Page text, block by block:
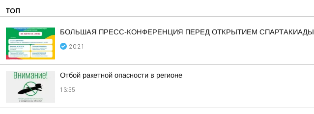
ТОП
БОЛЬШАЯ ПРЕСС-КОНФЕРЕНЦИЯ ПЕРЕД ОТКРЫТИЕМ СПАРТАКИАДЫ
20:21
Отбой ракетной опасности в регионе
13:55